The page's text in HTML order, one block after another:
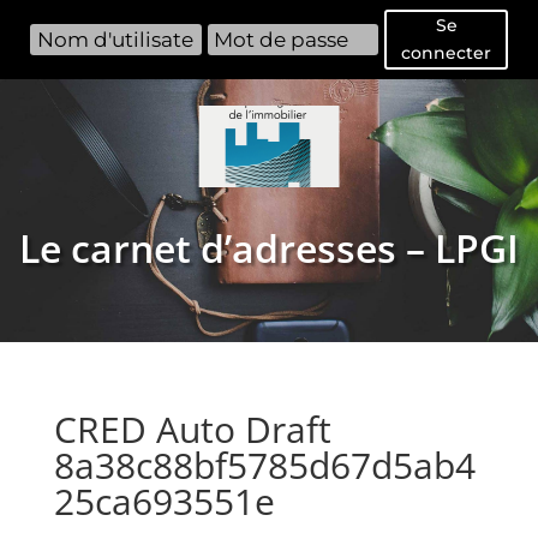
Se
connecter
Le carnet d’adresses – LPGI
CRED Auto Draft
8a38c88bf5785d67d5ab4
25ca693551e